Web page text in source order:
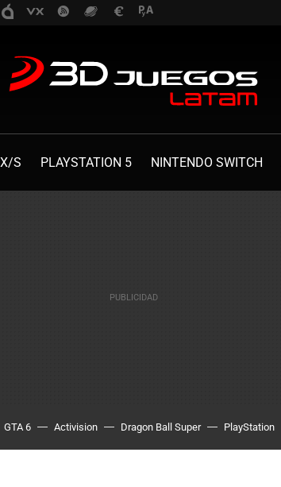
S PLAYSTATION 5 NINTENDO SWITCH
GTA 6 Activision Dragon Ball Super PlayStation